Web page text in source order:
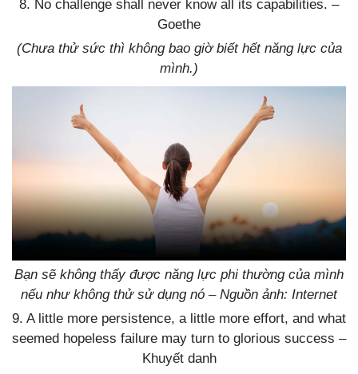
8. No challenge shall never know all its capabilities. –
Goethe
(Chưa thử sức thì không bao giờ biết hết năng lực của
mình.)
Bạn sẽ không thấy được năng lực phi thường của mình
nếu như không thử sử dụng nó – Nguồn ảnh: Internet
9. A little more persistence, a little more effort, and what
seemed hopeless failure may turn to glorious success –
Khuyết danh